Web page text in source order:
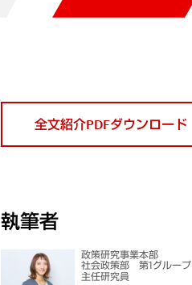
全文紹介PDFダウンロード
執筆者
政策研究事業本部
社会政策部 第1グループ
主任研究員